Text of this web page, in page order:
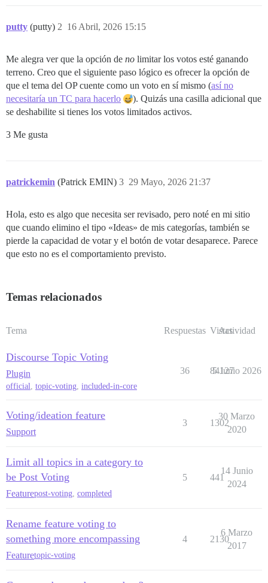
putty (putty) 16 Abril, 2026 15:15
2
Me alegra ver que la opción de no limitar los votos esté ganando
terreno. Creo que el siguiente paso lógico es ofrecer la opción de
que el tema del OP cuente como un voto en sí mismo (así no
necesitaría un TC para hacerlo
). Quizás una casilla adicional que
se deshabilite si tienes los votos limitados activos.
3 Me gusta
patrickemin (Patrick EMIN) 29 Mayo, 2026 21:37
3
Hola, esto es algo que necesita ser revisado, pero noté en mi sitio
que cuando elimino el tipo «Ideas» de mis categorías, también se
pierde la capacidad de votar y el botón de votar desaparece. Parece
que esto no es el comportamiento previsto.
Temas relacionados
Tema Respuestas Vistas
Actividad
Discourse Topic Voting
Plugin
official topic-voting included-in-core
36 84127
5 Junio 2026
Voting/ideation feature
Support
3 1302
30 Marzo
2020
Limit all topics in a category to
be Post Voting
Featurepost-voting, completed
5 441
14 Junio
2024
Rename feature voting to
something more encompassing
Featuretopic-voting
4 2130
6 Marzo
2017